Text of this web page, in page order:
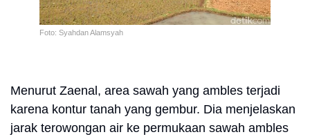
Foto: Syahdan Alamsyah
Menurut Zaenal, area sawah yang ambles terjadi
karena kontur tanah yang gembur. Dia menjelaskan
jarak terowongan air ke permukaan sawah ambles